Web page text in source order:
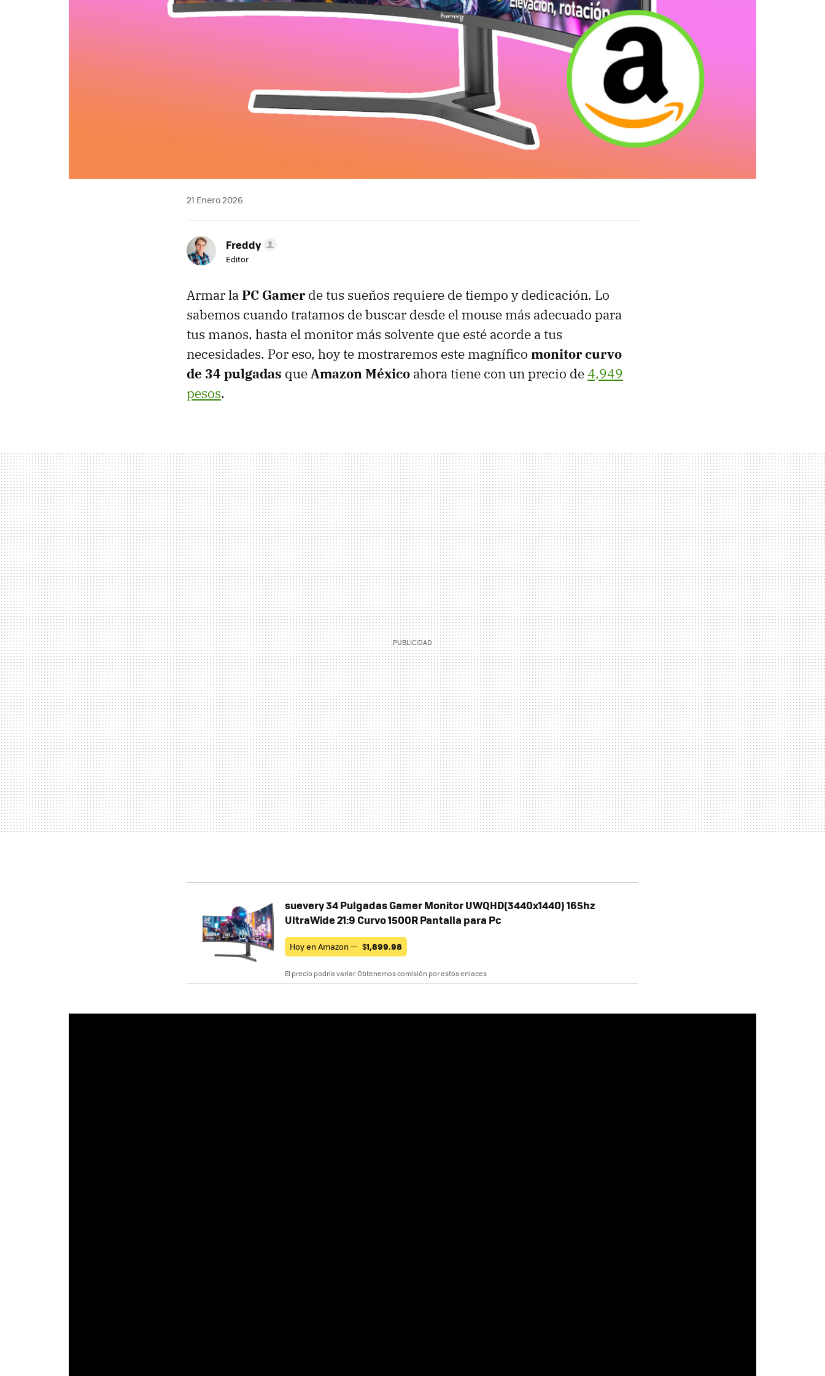
21 Enero 2026
Freddy
Editor
Armar laPC Gamer de tus sueños requiere de tiempo y dedicación. Lo
sabemos cuando tratamos de buscar desde el mouse más adecuado para
tus manos, hasta el monitor más solvente que esté acorde a tus
necesidades. Por eso, hoy te mostraremos este magnífico monitor curvo
de 34 pulgadas queAmazon México ahora tiene con un precio de4,949
pesos.
suevery 34 Pulgadas Gamer Monitor UWQHD(3440x1440) 165hz
UltraWide 21:9 Curvo 1500R Pantalla para Pc
Hoy en Amazon — $1,899.98
El precio podría variar. Obtenemos comisión por estos enlaces